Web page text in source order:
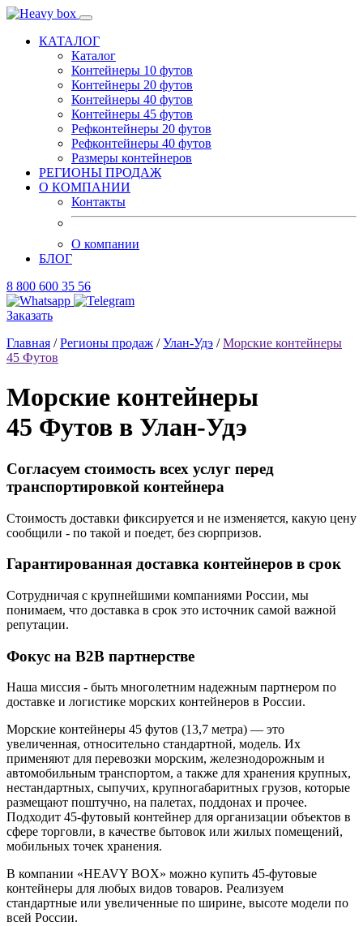
КАТАЛОГ
Каталог
Контейнеры 10 футов
Контейнеры 20 футов
Контейнеры 40 футов
Контейнеры 45 футов
Рефконтейнеры 20 футов
Рефконтейнеры 40 футов
Размеры контейнеров
РЕГИОНЫ ПРОДАЖ
О КОМПАНИИ
Контакты
О компании
БЛОГ
8 800 600 35 56
Заказать
Главная /Регионы продаж /Улан-Удэ /Морские контейнеры
45 Футов
Морские контейнеры
45 Футов в Улан-Удэ
Согласуем стоимость всех услуг перед
транспортировкой контейнера
Стоимость доставки фиксируется и не изменяется, какую цену
сообщили - по такой и поедет, без сюрпризов.
Гарантированная доставка контейнеров в срок
Сотрудничая с крупнейшими компаниями России, мы
понимаем, что доставка в срок это источник самой важной
репутации.
Фокус на B2B партнерстве
Наша миссия - быть многолетним надежным партнером по
доставке и логистике морских контейнеров в России.
Морские контейнеры 45 футов (13,7 метра) — это
увеличенная, относительно стандартной, модель. Их
применяют для перевозки морским, железнодорожным и
автомобильным транспортом, а также для хранения крупных,
нестандартных, сыпучих, крупногабаритных грузов, которые
размещают поштучно, на палетах, поддонах и прочее.
Подходит 45-футовый контейнер для организации объектов в
сфере торговли, в качестве бытовок или жилых помещений,
мобильных точек хранения.
В компании «HEAVY BOX» можно купить 45-футовые
контейнеры для любых видов товаров. Реализуем
стандартные или увеличенные по ширине, высоте модели по
всей России.